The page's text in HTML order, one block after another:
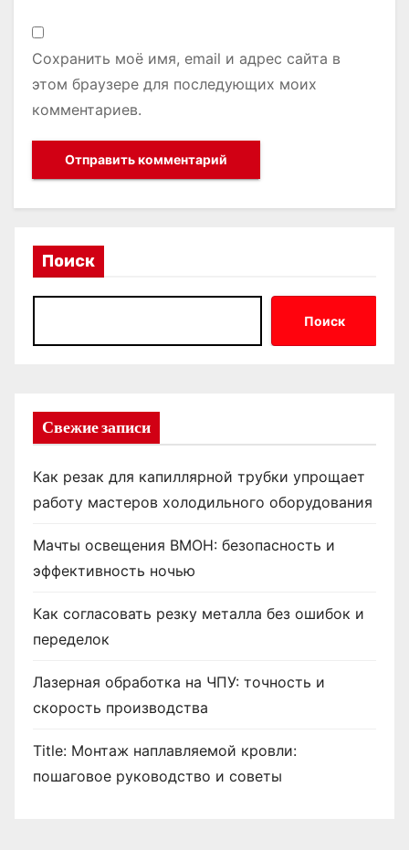
Сохранить моё имя, email и адрес сайта в
этом браузере для последующих моих
комментариев.
Поиск
Поиск
Свежие записи
Как резак для капиллярной трубки упрощает
работу мастеров холодильного оборудования
Мачты освещения ВМОН: безопасность и
эффективность ночью
Как согласовать резку металла без ошибок и
переделок
Лазерная обработка на ЧПУ: точность и
скорость производства
Title: Монтаж наплавляемой кровли:
пошаговое руководство и советы